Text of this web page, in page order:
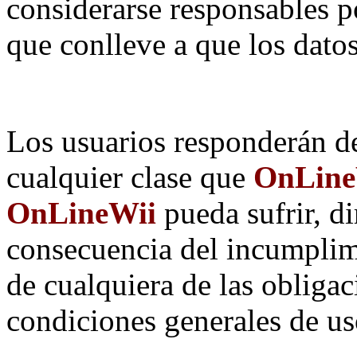
considerarse responsables
que conlleve a que los
Los usuarios responderán
cualquier clase que
OnLineWii pueda sufrir,
consecuencia del
de cualquiera de las
condiciones generales de